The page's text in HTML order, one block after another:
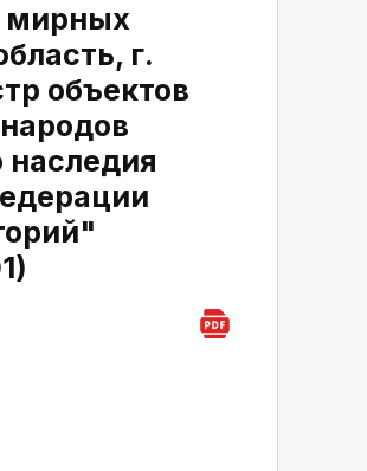
мирных
г.
объектов
наследия